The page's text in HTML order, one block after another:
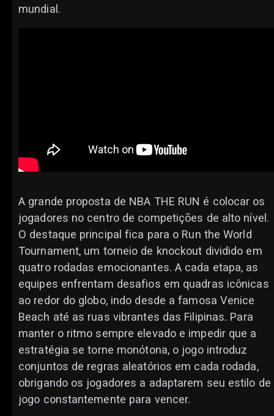
mundial.
A grande proposta de NBA THE RUN é colocar os
jogadores no centro de competições de alto nível.
O destaque principal fica para o Run the World
Tournament, um torneio de knockout dividido em
quatro rodadas emocionantes. A cada etapa, as
equipes enfrentam desafios em quadras icônicas
ao redor do globo, indo desde a famosa Venice
Beach até as ruas vibrantes das Filipinas. Para
manter o ritmo sempre elevado e impedir que a
estratégia se torne monótona, o jogo introduz
conjuntos de regras aleatórios em cada rodada,
obrigando os jogadores a adaptarem seu estilo de
jogo constantemente para vencer.